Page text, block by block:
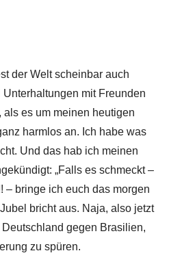
der Welt scheinbar auch
mit Freunden
es um meinen heutigen
harmlos an. Ich habe was
Und das hab ich meinen
„Falls es schmeckt –
– bringe ich euch das morgen
bricht aus. Naja, also jetzt
gegen Brasilien,
zu spüren.